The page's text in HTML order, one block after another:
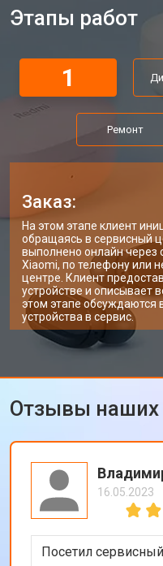
Этапы работ
1
Ремонт
Заказ:
На этом этапе клиент
обращаясь в сервисный
выполнено онлайн через
Xiaomi, по телефону или
центре. Клиент
устройстве и описывает
этом этапе
устройства в сервис.
Отзывы наших
16.05.2023
Посетил